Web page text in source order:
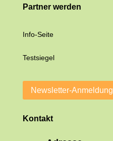
Partner werden
Info-Seite
Testsiegel
Newsletter-Anmeldung
Kontakt